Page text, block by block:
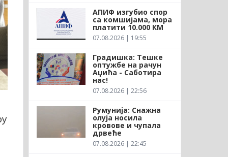
АПИФ изгубио спор
са комшијама, мора
платити 10.000 КМ
07.08.2026 | 19:55
Градишка: Тешке
оптужбе на рачун
Аџића - Саботира
нас!
07.08.2026 | 22:56
Румунија: Снажна
олуја носила
кровове и чупала
дрвеће
07.08.2026 | 22:45